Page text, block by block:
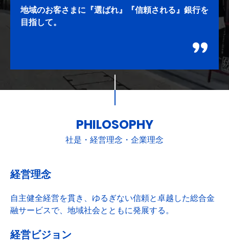
地域のお客さまに『選ばれ』『信頼される』銀行を
目指して。
PHILOSOPHY
社是・経営理念・企業理念
経営理念
自主健全経営を貫き、ゆるぎない信頼と卓越した総合金
融サービスで、地域社会とともに発展する。
経営ビジョン